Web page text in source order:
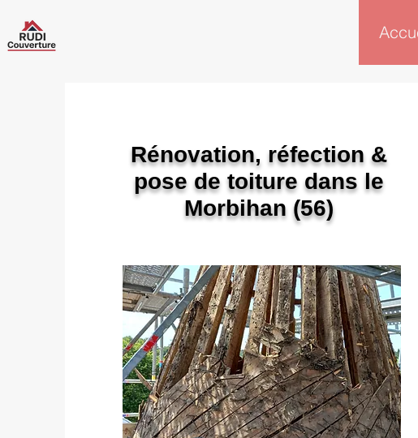
Rénovation, réfection &
pose de toiture dans le
Morbihan (56)